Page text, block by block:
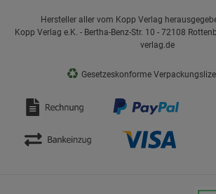
Hersteller aller vom Kopp Verlag
Kopp Verlag e.K. - Bertha-Benz-Str. 10 - 72108
verlag.de
♻ Gesetzeskonforme